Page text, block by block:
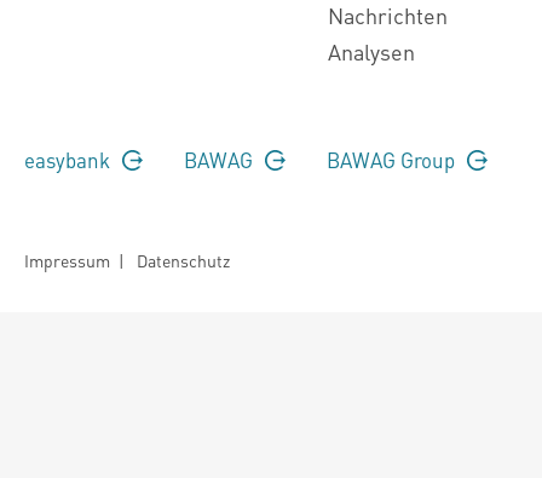
Nachrichten
Analysen
easybank BAWAG BAWAG Group
Impressum | Datenschutz